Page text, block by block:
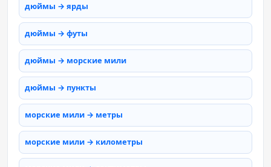
дюймы → ярды
дюймы → футы
дюймы → морские мили
дюймы → пункты
морские мили → метры
морские мили → километры